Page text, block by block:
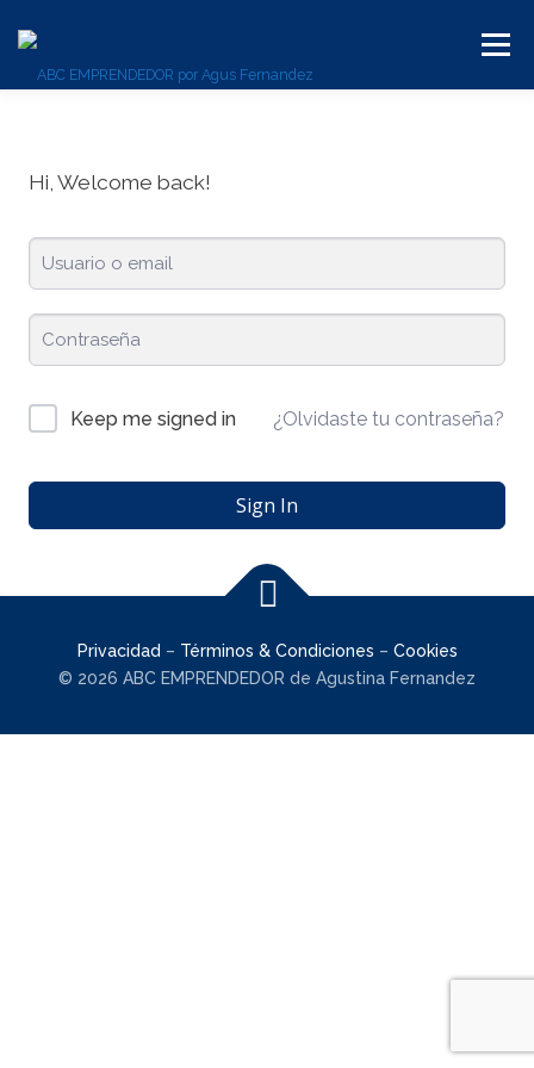
Menú
Hi, Welcome back!
Keep me signed in ¿Olvidaste tu contraseña?
Sign In
Privacidad – Términos & Condiciones – Cookies
© 2026 ABC EMPRENDEDOR de Agustina Fernandez